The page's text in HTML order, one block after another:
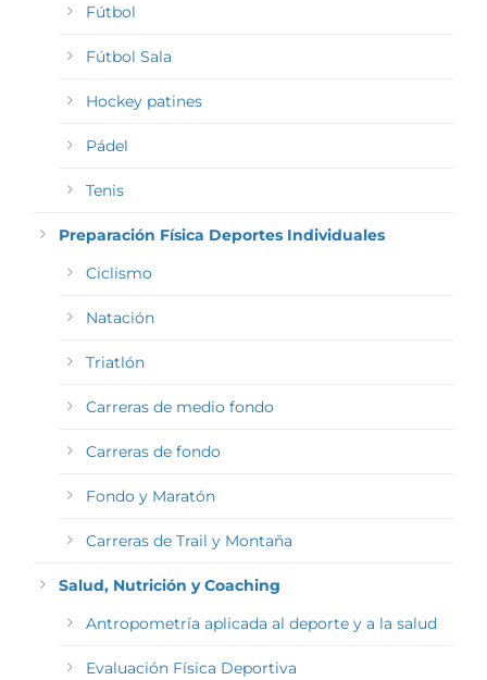
Fútbol
Fútbol Sala
Hockey patines
Pádel
Tenis
Preparación Física Deportes Individuales
Ciclismo
Natación
Triatlón
Carreras de medio fondo
Carreras de fondo
Fondo y Maratón
Carreras de Trail y Montaña
Salud, Nutrición y Coaching
Antropometría aplicada al deporte y a la salud
Evaluación Física Deportiva